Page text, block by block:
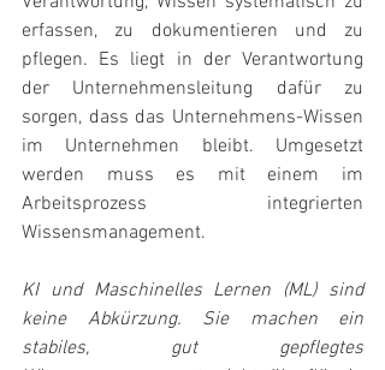
erfassen, zu dokumentieren und zu
pflegen. Es liegt in der Verantwortung
der Unternehmensleitung dafür zu
sorgen, dass das Unternehmens-Wissen
im Unternehmen bleibt. Umgesetzt
werden muss es mit einem im
Arbeitsprozess integrierten
Wissensmanagement.
KI und Maschinelles Lernen (ML) sind
keine Abkürzung. Sie machen ein
stabiles, gut gepflegtes